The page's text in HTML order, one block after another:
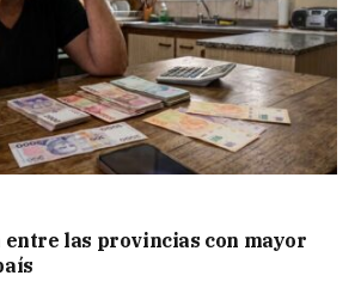
las provincias con mayor